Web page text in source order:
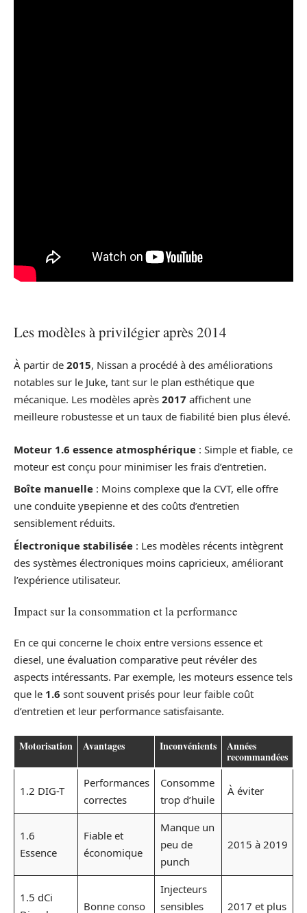
Les modèles à privilégier après 2014
À partir de 2015, Nissan a procédé à des améliorations
notables sur le Juke, tant sur le plan esthétique que
mécanique. Les modèles après 2017 affichent une
meilleure robustesse et un taux de fiabilité bien plus élevé.
Moteur 1.6 essence atmosphérique : Simple et fiable, ce
moteur est conçu pour minimiser les frais d’entretien.
Boîte manuelle : Moins complexe que la CVT, elle offre
une conduite уверienne et des coûts d’entretien
sensiblement réduits.
Électronique stabilisée : Les modèles récents intègrent
des systèmes électroniques moins capricieux, améliorant
l’expérience utilisateur.
Impact sur la consommation et la performance
En ce qui concerne le choix entre versions essence et
diesel, une évaluation comparative peut révéler des
aspects intéressants. Par exemple, les moteurs essence tels
que le 1.6 sont souvent prisés pour leur faible coût
d’entretien et leur performance satisfaisante.
Motorisation Avantages Inconvénients Années
recommandées
1.2 DIG-T
Performances
correctes
Consomme
trop d’huile
À éviter
1.6
Essence
Fiable et
économique
Manque un
peu de
punch
2015 à 2019
1.5 dCi
Bonne conso
Injecteurs
sensibles
2017 et plus